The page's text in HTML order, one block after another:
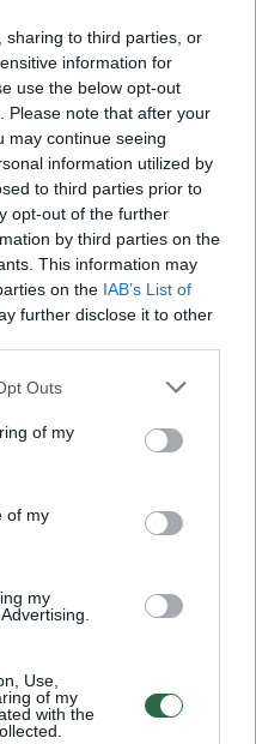
sharing to third parties, or
information for
use the below opt-out
Please note that after your
may continue seeing
information utilized by
to third parties prior to
opt-out of the further
by third parties on the
This information may
on the IAB’s List of
further disclose it to other
Outs
of my
of my
my
Use,
of my
with the
00:00:30
r.: dviejų moterų ir
00:00:57
temperatūra kils iki
00:00:59
Vakarinis aplinkkelis: